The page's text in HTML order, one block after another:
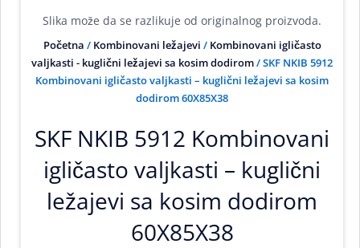
Slika može da se razlikuje od originalnog proizvoda.
Početna / Kombinovani ležajevi / Kombinovani igličasto
valjkasti - kuglični ležajevi sa kosim dodirom/ SKF NKIB 5912
Kombinovani igličasto valjkasti – kuglični ležajevi sa kosim
dodirom 60X85X38
SKF NKIB 5912 Kombinovani
igličasto valjkasti – kuglični
ležajevi sa kosim dodirom
60X85X38